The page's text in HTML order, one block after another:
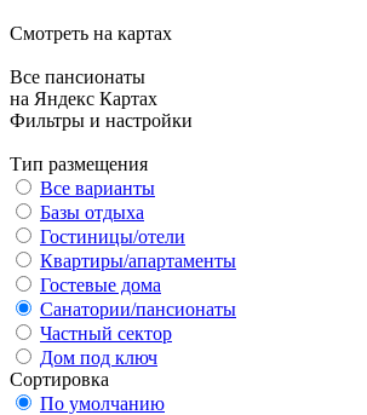
Смотреть на картах
Все пансионаты
на Яндекс Картах
Фильтры и настройки
Тип размещения
Все варианты
Базы отдыха
Гостиницы/отели
Квартиры/апартаменты
Гостевые дома
Санатории/пансионаты
Частный сектор
Дом под ключ
Сортировка
По умолчанию